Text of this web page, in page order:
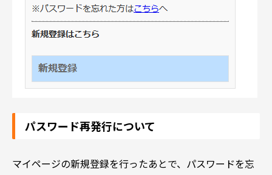
パスワード再発行について
マイページの新規登録を行ったあとで、パスワードを忘